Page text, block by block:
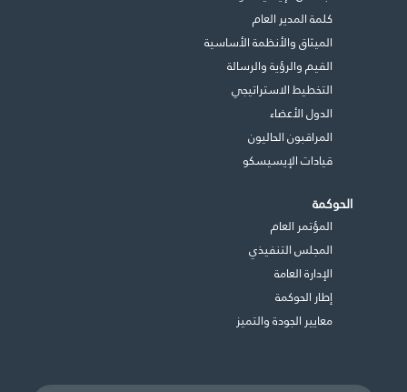
كلمة المدير العام
الميثاق والأنظمة الأساسية
القيم والرؤية والرسالة
التخطيط الاستراتيجي
الدول الأعضاء
المراقبون الحاليون
قيادات الإيسيسكو
الحوكمة
المؤتمر العام
المجلس التنفيذي
اﻹدارة العامة
إطار الحوكمة
معايير الجودة والتميز